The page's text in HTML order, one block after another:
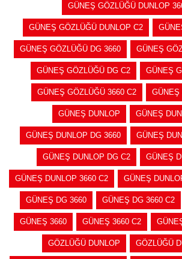
GÜNEŞ GÖZLÜĞÜ DUNLOP
GÜNEŞ GÖZLÜĞÜ DUNLOP C2
GÜNEŞ GÖZLÜĞÜ DG 3660 GÜNEŞ
GÜNEŞ GÖZLÜĞÜ DG C2 GÜNEŞ
GÜNEŞ GÖZLÜĞÜ 3660 C2 GÜNEŞ
GÜNEŞ DUNLOP GÜNEŞ
GÜNEŞ DUNLOP DG 3660 GÜNEŞ
GÜNEŞ DUNLOP DG C2 GÜNEŞ
GÜNEŞ DUNLOP 3660 C2 GÜNEŞ
GÜNEŞ DG 3660 GÜNEŞ DG 3660 C2
GÜNEŞ 3660 GÜNEŞ 3660 C2
GÖZLÜĞÜ DUNLOP GÖZLÜĞÜ